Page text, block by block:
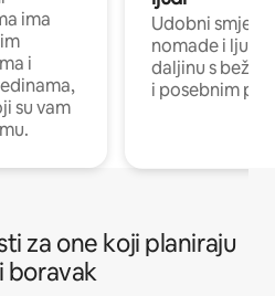
ima
i
su vam
Udobni
nomade i ljude
daljinu s
i posebnim
za one koji planiraju
boravak